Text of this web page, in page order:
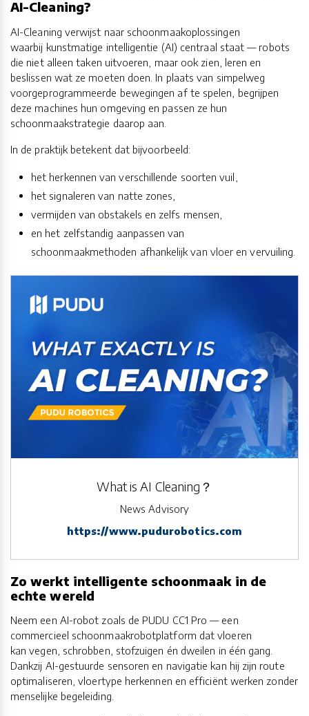
AI-Cleaning?
AI-Cleaning verwijst naar schoonmaakoplossingen
waarbij kunstmatige intelligentie (AI) centraal staat — robots
die niet alleen taken uitvoeren, maar ook zien, leren en
beslissen wat ze moeten doen. In plaats van simpelweg
voorgeprogrammeerde bewegingen af te spelen, begrijpen
deze machines hun omgeving en passen ze hun
schoonmaakstrategie daarop aan.
In de praktijk betekent dat bijvoorbeeld:
het herkennen van verschillende soorten vuil,
het signaleren van natte zones,
vermijden van obstakels en zelfs mensen,
en het zelfstandig aanpassen van
schoonmaakmethoden afhankelijk van vloer en vervuiling.
What is AI Cleaning？
News Advisory
https://www.pudurobotics.com
Zo werkt intelligente schoonmaak in de
echte wereld
Neem een AI-robot zoals de PUDU CC1 Pro — een
commercieel schoonmaakrobotplatform dat vloeren
kan vegen, schrobben, stofzuigen én dweilen in één gang.
Dankzij AI-gestuurde sensoren en navigatie kan hij zijn route
optimaliseren, vloertype herkennen en efficiënt werken zonder
menselijke begeleiding.